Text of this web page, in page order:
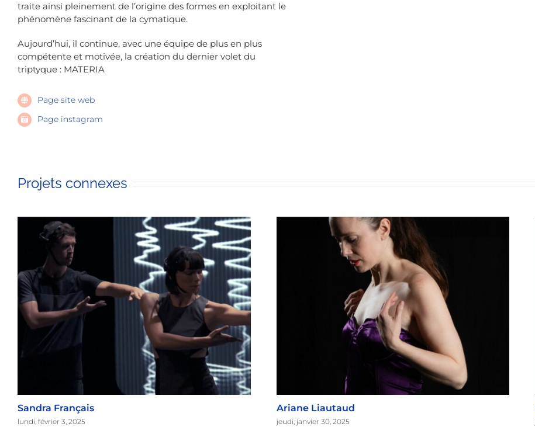
traite ainsi pleinement de l’origine des formes en exploitant le
phénomène fascinant de la cymatique.
Aujourd’hui, il continue, avec une équipe de plus en plus
compétente et motivée, la création du dernier volet du
triptyque : MATERIA
Page site web
Page instagram
Projets connexes
Sandra Français
lundi, février 3, 2025
Ariane Liautaud
jeudi, janvier 30, 2025